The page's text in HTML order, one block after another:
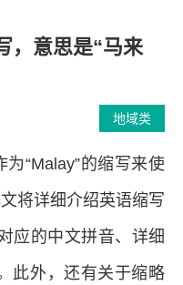
，意思是“马来
地域类
为“Malay”的缩写来使
将详细介绍英语缩写
应的中文拼音、详细
此外，还有关于缩略